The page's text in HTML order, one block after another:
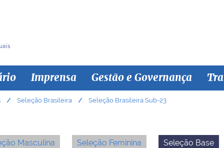
Imprensa Gestão e Governança
Seleção Brasileira Seleção Brasileira Sub-23
Masculina Seleção Feminina Seleção Base